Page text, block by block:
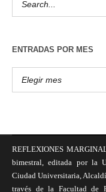
ENTRADAS POR MES
REFLEXIONES
bimestral, editada por la
Ciudad Universitaria,
través de la Facultad de